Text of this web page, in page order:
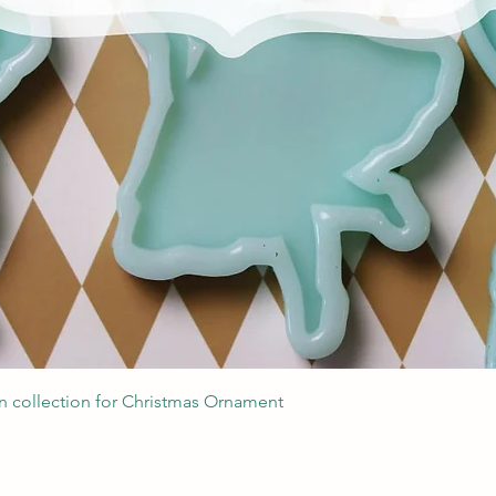
Podgląd
collection for Christmas Ornament